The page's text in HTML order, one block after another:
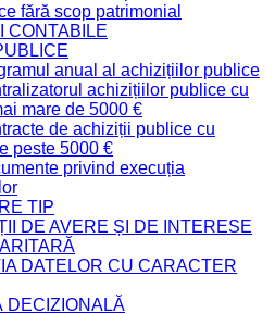
fără scop patrimonial
CONTABILE
anual al achizițiilor publice
achizițiilor publice cu
mare de 5000 €
de achiziții publice cu
peste 5000 €
privind execuția
TIP
DE AVERE ȘI DE INTERESE
DATELOR CU CARACTER
DECIZIONALĂ